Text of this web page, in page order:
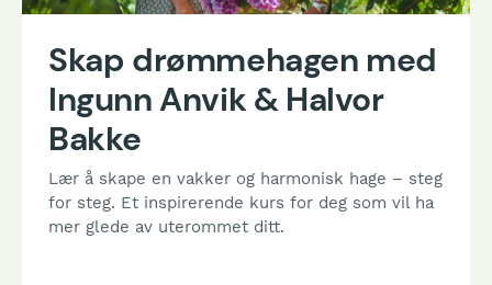
Skap drømmehagen med
Ingunn Anvik & Halvor
Bakke
Lær å skape en vakker og harmonisk hage – steg
for steg. Et inspirerende kurs for deg som vil ha
mer glede av uterommet ditt.